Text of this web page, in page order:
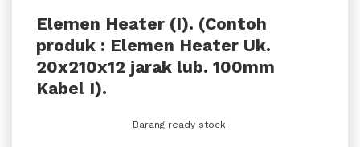
Elemen Heater (I). (Contoh
produk : Elemen Heater Uk.
20x210x12 jarak lub. 100mm
Kabel I).
Barang ready stock.